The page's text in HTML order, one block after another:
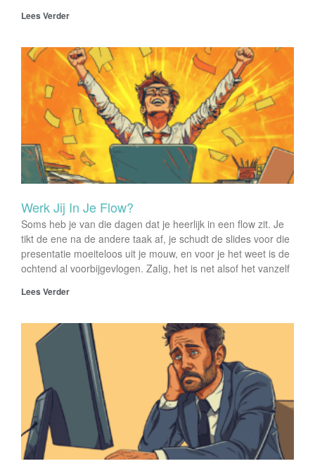
Lees Verder
Werk Jij In Je Flow?
Soms heb je van die dagen dat je heerlijk in een flow zit. Je
tikt de ene na de andere taak af, je schudt de slides voor die
presentatie moeiteloos uit je mouw, en voor je het weet is de
ochtend al voorbijgevlogen. Zalig, het is net alsof het vanzelf
Lees Verder